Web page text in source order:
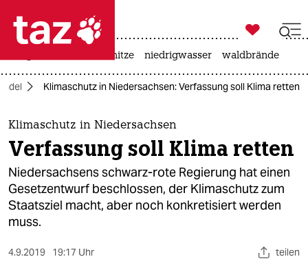
 taz zahl ich
taz zahl ich
themen
politik
öko
gesellschaft
kultur

taz zahl ich
hitze niedrigwasser waldbrände
Klimaschutz in Niedersachsen: Verfassung soll Klima retten
Klimaschutz in Niedersachsen
Verfassung soll Klima retten
Niedersachsens schwarz-rote Regierung hat einen
Gesetzentwurf beschlossen, der Klimaschutz zum
Staatsziel macht, aber noch konkretisiert werden
muss.
4.9.2019 19:17 Uhr teilen